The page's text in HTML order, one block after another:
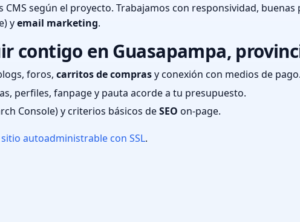
CMS según el proyecto. Trabajamos con responsividad, buenas
yemail marketing.
contigo en Guasapampa,
foros, carritos de comprasy conexión con medios de pago.
perfiles, fanpage y pauta acorde a tu presupuesto.
Console) y criterios básicos deSEO on-page.
autoadministrable con SSL.